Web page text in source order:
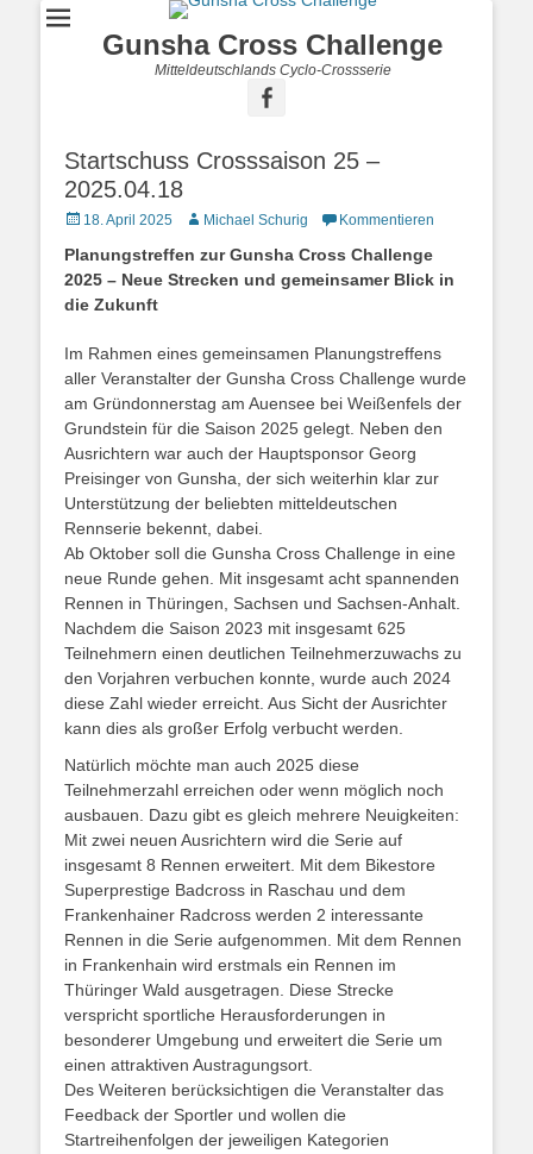
Gunsha Cross Challenge
Mitteldeutschlands Cyclo-Crossserie
Startschuss Crosssaison 25 –
2025.04.18
18. April 2025 Michael Schurig Kommentieren
Planungstreffen zur Gunsha Cross Challenge
2025 – Neue Strecken und gemeinsamer Blick in
die Zukunft
Im Rahmen eines gemeinsamen Planungstreffens
aller Veranstalter der Gunsha Cross Challenge wurde
am Gründonnerstag am Auensee bei Weißenfels der
Grundstein für die Saison 2025 gelegt. Neben den
Ausrichtern war auch der Hauptsponsor Georg
Preisinger von Gunsha, der sich weiterhin klar zur
Unterstützung der beliebten mitteldeutschen
Rennserie bekennt, dabei.
Ab Oktober soll die Gunsha Cross Challenge in eine
neue Runde gehen. Mit insgesamt acht spannenden
Rennen in Thüringen, Sachsen und Sachsen-Anhalt.
Nachdem die Saison 2023 mit insgesamt 625
Teilnehmern einen deutlichen Teilnehmerzuwachs zu
den Vorjahren verbuchen konnte, wurde auch 2024
diese Zahl wieder erreicht. Aus Sicht der Ausrichter
kann dies als großer Erfolg verbucht werden.
Natürlich möchte man auch 2025 diese
Teilnehmerzahl erreichen oder wenn möglich noch
ausbauen. Dazu gibt es gleich mehrere Neuigkeiten:
Mit zwei neuen Ausrichtern wird die Serie auf
insgesamt 8 Rennen erweitert. Mit dem Bikestore
Superprestige Badcross in Raschau und dem
Frankenhainer Radcross werden 2 interessante
Rennen in die Serie aufgenommen. Mit dem Rennen
in Frankenhain wird erstmals ein Rennen im
Thüringer Wald ausgetragen. Diese Strecke
verspricht sportliche Herausforderungen in
besonderer Umgebung und erweitert die Serie um
einen attraktiven Austragungsort.
Des Weiteren berücksichtigen die Veranstalter das
Feedback der Sportler und wollen die
Startreihenfolgen der jeweiligen Kategorien